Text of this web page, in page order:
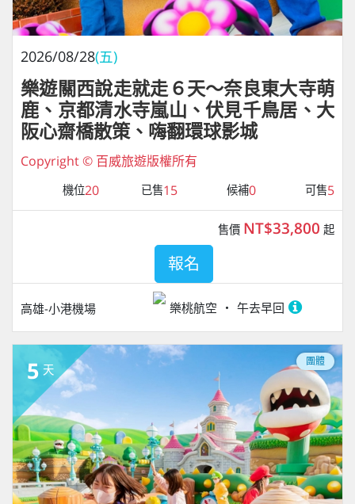
2026/08/28(五)
樂遊關西說走就走６天～奈良東大寺萌
鹿、京都清水寺嵐山、伏見千鳥居、大
阪心齋橋散策、嗨翻環球影城
Copyright © 百威旅遊版權所有
機位20 已售15 候補0 可售5
高雄-小港機場 樂桃航空 午去早回
售價 NT$33,800 起
報名
5 天
團體